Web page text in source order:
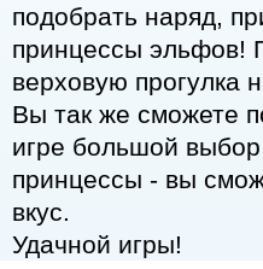
подобрать наряд,
принцессы эльфов!
верховую прогулка
Вы так же сможете
игре большой
принцессы - вы
вкус.
Удачной игры!